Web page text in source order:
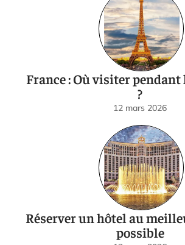
France : Où visiter pendant
?
12 mars 2026
Réserver un hôtel au
possible